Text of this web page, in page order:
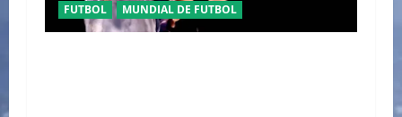
FUTBOL MUNDIAL DE FUTBOL